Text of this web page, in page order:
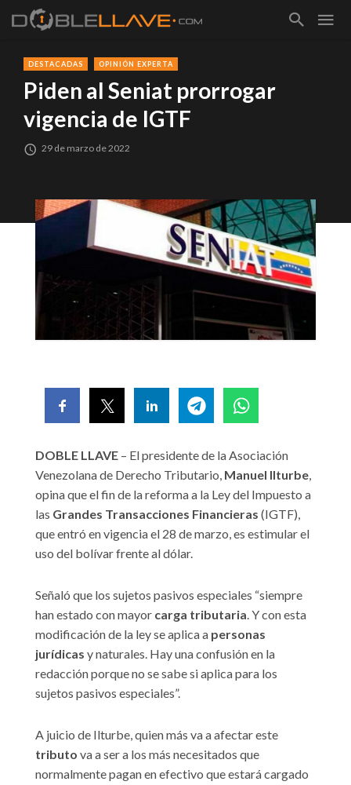
DESTACADAS OPINIÓN EXPERTA
Piden al Seniat prorrogar
vigencia de IGTF
29 de marzo de 2022
DOBLE LLAVE – El presidente de la Asociación
Venezolana de Derecho Tributario, Manuel IIturbe,
opina que el fin de la reforma a la Ley del Impuesto a
las Grandes Transacciones Financieras (IGTF),
que entró en vigencia el 28 de marzo, es estimular el
uso del bolívar frente al dólar.
Señaló que los sujetos pasivos especiales “siempre
han estado con mayor carga tributaria. Y con esta
modificación de la ley se aplica a personas
jurídicas y naturales. Hay una confusión en la
redacción porque no se sabe si aplica para los
sujetos pasivos especiales”.
A juicio de Ilturbe, quien más va a afectar este
tributo va a ser a los más necesitados que
normalmente pagan en efectivo que estará cargado